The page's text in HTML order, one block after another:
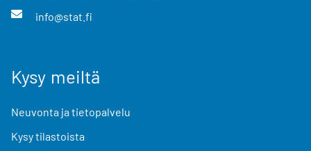
info@stat.fi
Kysy meiltä
Neuvonta ja tietopalvelu
Kysy tilastoista